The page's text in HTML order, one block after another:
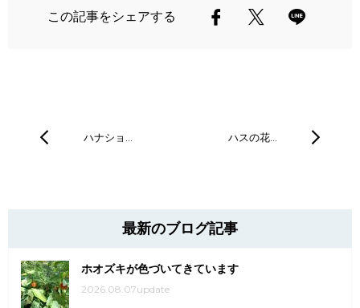
この記事をシェアする
ハナショ… ハスの花…
最新のブログ記事
ホオズキが色づいてきています
2026.08.07update